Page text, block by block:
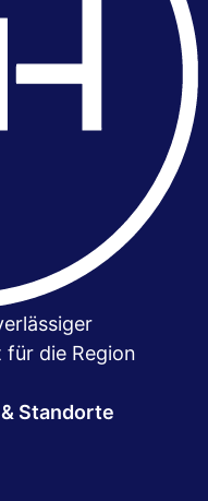
die Region
Standorte